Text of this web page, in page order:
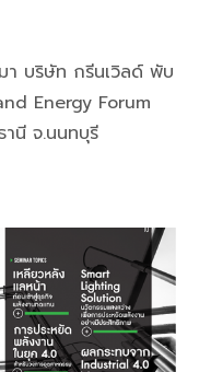
า บริษัท กรีนเวิลด์ พับ
Energy Forum
นี จ.นนทบุรี